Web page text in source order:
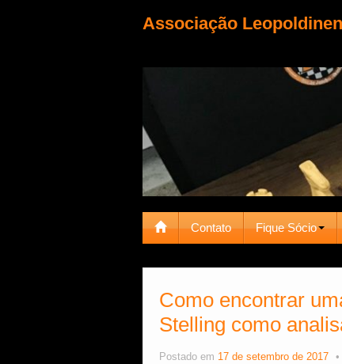
Associação
Contato Fique Sócio
Como encontrar
Stelling como
Postado em 17 de setembro de 2017